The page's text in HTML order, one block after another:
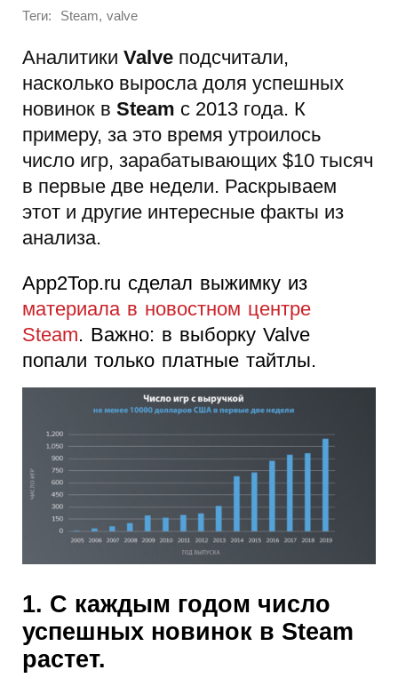
Теги: Steam, valve
Аналитики Valve подсчитали,
насколько выросла доля успешных
новинок в Steam с 2013 года. К
примеру, за это время утроилось
число игр, зарабатывающих $10 тысяч
в первые две недели. Раскрываем
этот и другие интересные факты из
анализа.
App2Top.ru сделал выжимку из
материала в новостном центре
Steam. Важно: в выборку Valve
попали только платные тайтлы.
1. С каждым годом число
успешных новинок в Steam
растет.